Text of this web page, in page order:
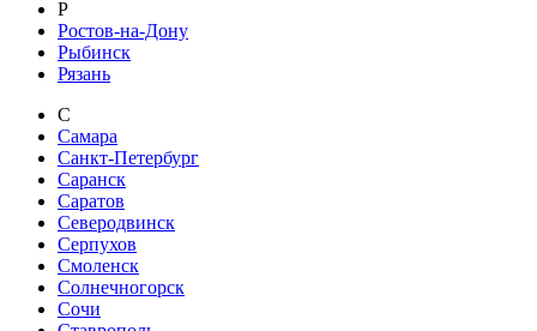
Р
Ростов-на-Дону
Рыбинск
Рязань
С
Самара
Санкт-Петербург
Саранск
Саратов
Северодвинск
Серпухов
Смоленск
Солнечногорск
Сочи